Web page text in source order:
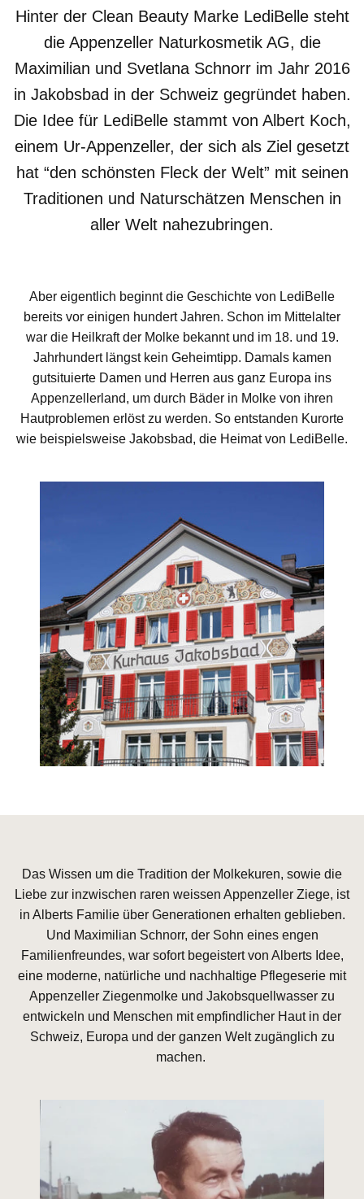
Alle Produkte
Bestseller
Tierwohl
Nachhaltigkeit
Cleane Inhaltsstoffe
Hinter der Clean Beauty Marke LediBelle steht
die Appenzeller Naturkosmetik AG, die
Maximilian und Svetlana Schnorr im Jahr 2016
in Jakobsbad in der Schweiz gegründet haben.
Die Idee für LediBelle stammt von Albert Koch,
einem Ur-Appenzeller, der sich als Ziel gesetzt
hat “den schönsten Fleck der Welt” mit seinen
Traditionen und Naturschätzen Menschen in
aller Welt nahezubringen.
Aber eigentlich beginnt die Geschichte von LediBelle
bereits vor einigen hundert Jahren. Schon im Mittelalter
war die Heilkraft der Molke bekannt und im 18. und 19.
Jahrhundert längst kein Geheimtipp. Damals kamen
gutsituierte Damen und Herren aus ganz Europa ins
Appenzellerland, um durch Bäder in Molke von ihren
Hautproblemen erlöst zu werden. So entstanden Kurorte
wie beispielsweise Jakobsbad, die Heimat von LediBelle.
Das Wissen um die Tradition der Molkekuren, sowie die
Liebe zur inzwischen raren weissen Appenzeller Ziege, ist
in Alberts Familie über Generationen erhalten geblieben.
Und Maximilian Schnorr, der Sohn eines engen
Familienfreundes, war sofort begeistert von Alberts Idee,
eine moderne, natürliche und nachhaltige Pflegeserie mit
Appenzeller Ziegenmolke und Jakobsquellwasser zu
entwickeln und Menschen mit empfindlicher Haut in der
Schweiz, Europa und der ganzen Welt zugänglich zu
machen.